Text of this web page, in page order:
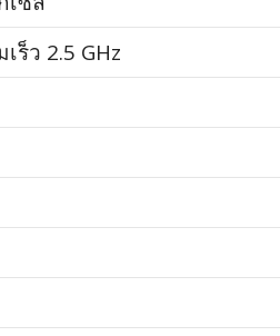
ร็ว 2.5 GHz